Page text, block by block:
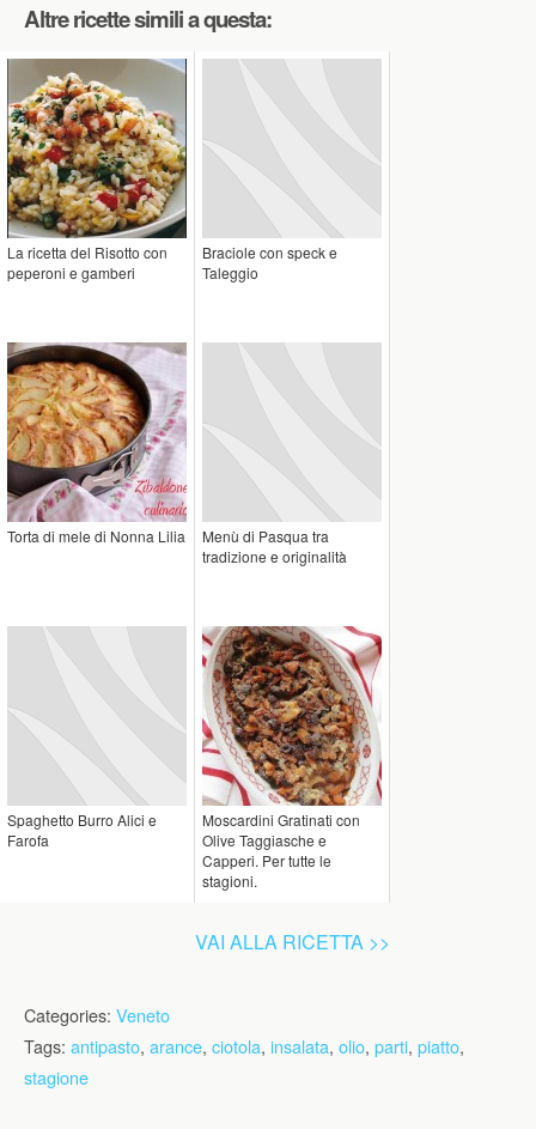
Altre ricette simili a questa:
La ricetta del Risotto con
peperoni e gamberi
Braciole con speck e
Taleggio
Torta di mele di Nonna Lilia
Menù di Pasqua tra
tradizione e originalità
Spaghetto Burro Alici e
Farofa
Moscardini Gratinati con
Olive Taggiasche e
Capperi. Per tutte le
stagioni.
VAI ALLA RICETTA >>
Categories: Veneto
Tags: antipasto, arance, ciotola, insalata, olio, parti, piatto,
stagione